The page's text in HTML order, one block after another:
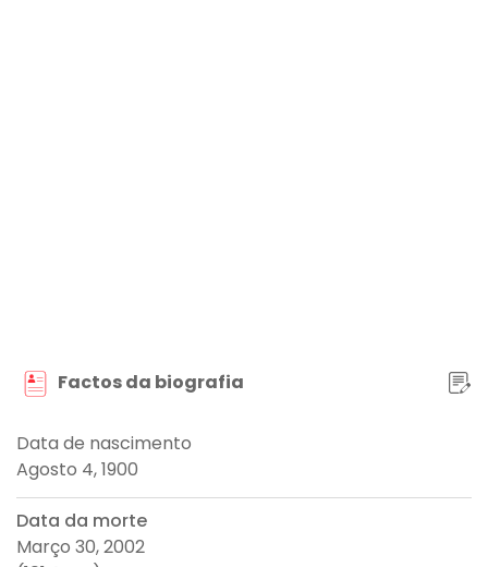
Factos da biografia
Data de nascimento
Agosto 4, 1900
Data da morte
Março 30, 2002